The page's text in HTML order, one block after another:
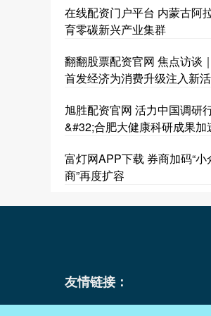
在线配资门户平台 内蒙古阿
育零碳新兴产业集群
翻翻股票配资官网 焦点访谈
首发经济为消费升级注入新
旭胜配资官网 活力中国调研
&#32;合肥大健康科研成果加
富灯网APP下载 券商加码“小
商”再度扩容
友情链接：